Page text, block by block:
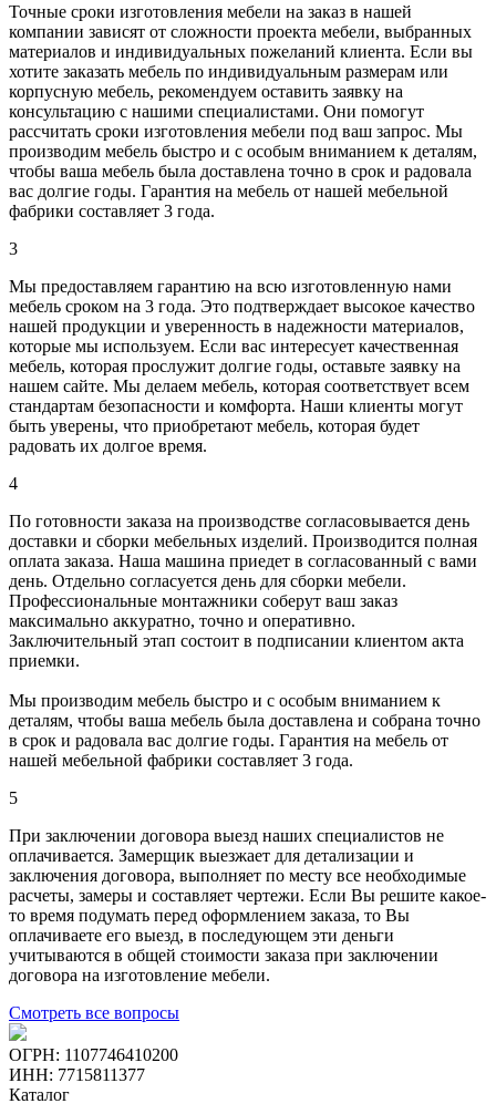
Точные сроки изготовления мебели на заказ в нашей
компании зависят от сложности проекта мебели, выбранных
материалов и индивидуальных пожеланий клиента. Если вы
хотите заказать мебель по индивидуальным размерам или
корпусную мебель, рекомендуем оставить заявку на
консультацию с нашими специалистами. Они помогут
рассчитать сроки изготовления мебели под ваш запрос. Мы
производим мебель быстро и с особым вниманием к деталям,
чтобы ваша мебель была доставлена точно в срок и радовала
вас долгие годы. Гарантия на мебель от нашей мебельной
фабрики составляет 3 года.
3
Мы предоставляем гарантию на всю изготовленную нами
мебель сроком на 3 года. Это подтверждает высокое качество
нашей продукции и уверенность в надежности материалов,
которые мы используем. Если вас интересует качественная
мебель, которая прослужит долгие годы, оставьте заявку на
нашем сайте. Мы делаем мебель, которая соответствует всем
стандартам безопасности и комфорта. Наши клиенты могут
быть уверены, что приобретают мебель, которая будет
радовать их долгое время.
4
По готовности заказа на производстве согласовывается день
доставки и сборки мебельных изделий. Производится полная
оплата заказа. Наша машина приедет в согласованный с вами
день. Отдельно согласуется день для сборки мебели.
Профессиональные монтажники соберут ваш заказ
максимально аккуратно, точно и оперативно.
Заключительный этап состоит в подписании клиентом акта
приемки.
Мы производим мебель быстро и с особым вниманием к
деталям, чтобы ваша мебель была доставлена и собрана точно
в срок и радовала вас долгие годы. Гарантия на мебель от
нашей мебельной фабрики составляет 3 года.
5
При заключении договора выезд наших специалистов не
оплачивается. Замерщик выезжает для детализации и
заключения договора, выполняет по месту все необходимые
расчеты, замеры и составляет чертежи. Если Вы решите какое-
то время подумать перед оформлением заказа, то Вы
оплачиваете его выезд, в последующем эти деньги
учитываются в общей стоимости заказа при заключении
договора на изготовление мебели.
Смотреть все вопросы
ОГРН: 1107746410200
ИНН: 7715811377
Каталог